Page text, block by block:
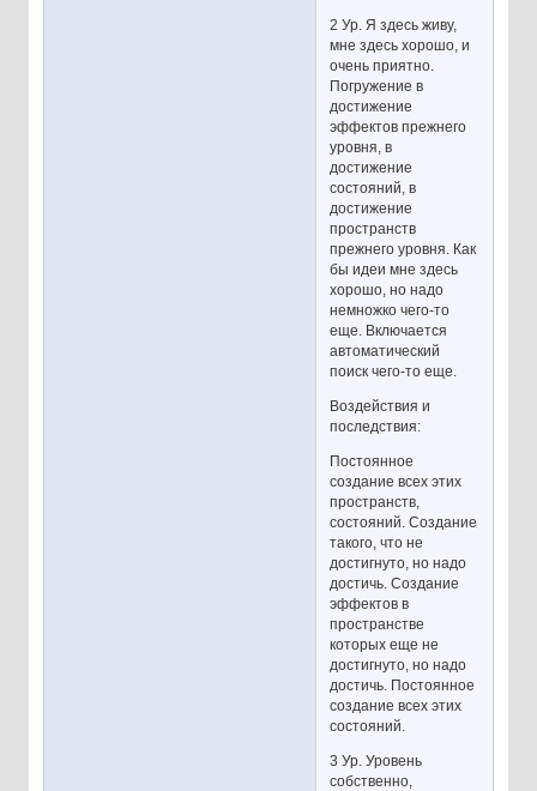
2 Ур. Я здесь живу,
мне здесь хорошо, и
очень приятно.
Погружение в
достижение
эффектов прежнего
уровня, в
достижение
состояний, в
достижение
пространств
прежнего уровня. Как
бы идеи мне здесь
хорошо, но надо
немножко чего-то
еще. Включается
автоматический
поиск чего-то еще.
Воздействия и
последствия:
Постоянное
создание всех этих
пространств,
состояний. Создание
такого, что не
достигнуто, но надо
достичь. Создание
эффектов в
пространстве
которых еще не
достигнуто, но надо
достичь. Постоянное
создание всех этих
состояний.
3 Ур. Уровень
собственно,